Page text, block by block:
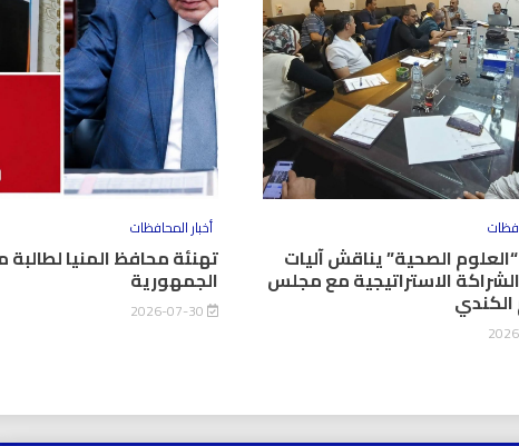
الصحية” يناقش آليات
الاستراتيجية مع مجلس
الكندي
أخبار المحافظات
تهنئة محافظ المنيا لطالبة
الجمهورية